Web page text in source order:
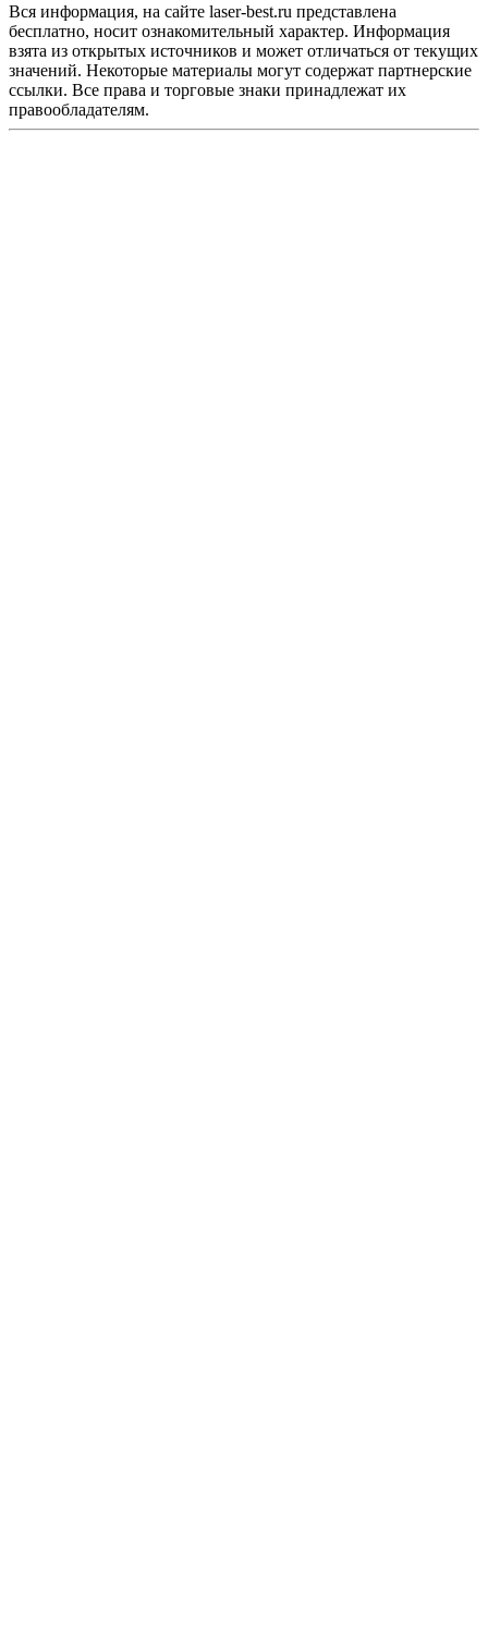
Вся информация, на сайте laser-best.ru представлена
бесплатно, носит ознакомительный характер. Информация
взята из открытых источников и может отличаться от текущих
значений. Некоторые материалы могут содержат партнерские
ссылки. Все права и торговые знаки принадлежат их
правообладателям.